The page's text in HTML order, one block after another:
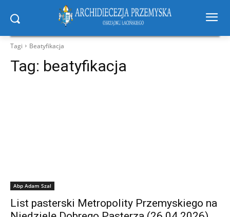
Tagi Beatyfikacja
Tag: beatyfikacja
Abp Adam Szal
List pasterski Metropolity Przemyskiego na